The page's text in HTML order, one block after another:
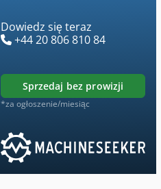
Dowiedz się teraz
+44 20 806 810 84
sprzedaj bez prowizji
*za ogłoszenie/miesiąc